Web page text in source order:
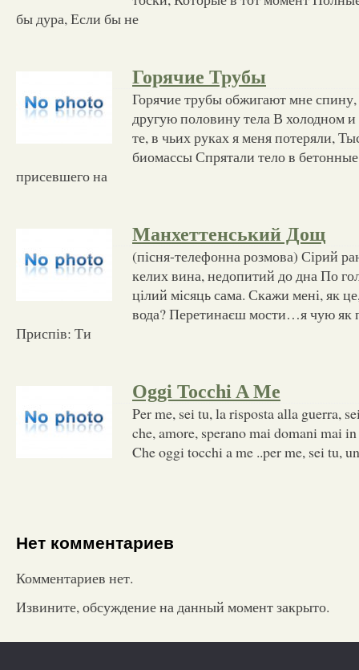
бы дура, Если бы не
Горячие Трубы
Горячие трубы обжигают мне спину,
другую половину тела В холодном
те, в чьих руках я меня потеряли,
биомассы Спрятали тело в
присевшего на
Манхеттенський Дощ
(пісня-телефонна розмова) Сірий
келих вина, недопитий до дна По
цілий місяць сама. Скажи мені, як
вода? Перетинаєш мости…я чую як
Приспів: Ти
Oggi Tocchi A Me
Per me, sei tu, la risposta alla guerra,
che, amore, sperano mai domani mai
Che oggi tocchi a me ..per me, sei tu,
Нет комментариев
Комментариев нет.
Извините, обсуждение на данный момент закрыто.